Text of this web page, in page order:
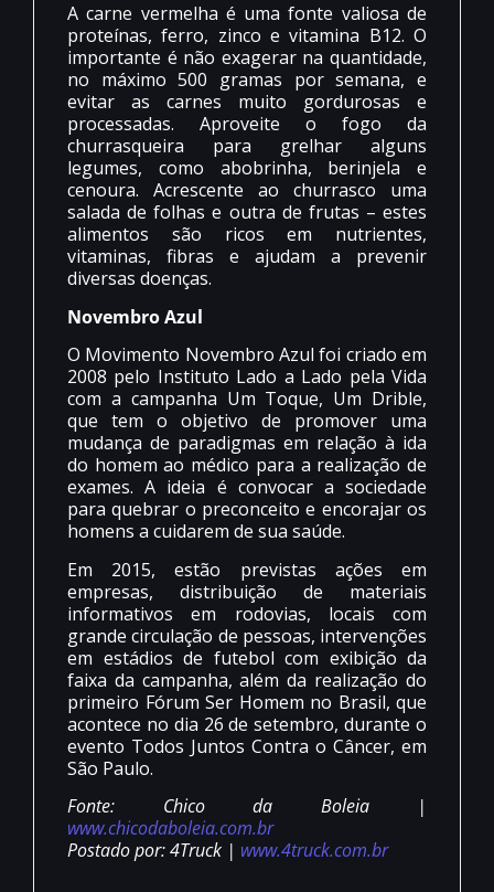
A carne vermelha é uma fonte valiosa de
proteínas, ferro, zinco e vitamina B12. O
importante é não exagerar na quantidade,
no máximo 500 gramas por semana, e
evitar as carnes muito gordurosas e
processadas. Aproveite o fogo da
churrasqueira para grelhar alguns
legumes, como abobrinha, berinjela e
cenoura. Acrescente ao churrasco uma
salada de folhas e outra de frutas – estes
alimentos são ricos em nutrientes,
vitaminas, fibras e ajudam a prevenir
diversas doenças.
Novembro Azul
O Movimento Novembro Azul foi criado em
2008 pelo Instituto Lado a Lado pela Vida
com a campanha Um Toque, Um Drible,
que tem o objetivo de promover uma
mudança de paradigmas em relação à ida
do homem ao médico para a realização de
exames. A ideia é convocar a sociedade
para quebrar o preconceito e encorajar os
homens a cuidarem de sua saúde.
Em 2015, estão previstas ações em
empresas, distribuição de materiais
informativos em rodovias, locais com
grande circulação de pessoas, intervenções
em estádios de futebol com exibição da
faixa da campanha, além da realização do
primeiro Fórum Ser Homem no Brasil, que
acontece no dia 26 de setembro, durante o
evento Todos Juntos Contra o Câncer, em
São Paulo.
Fonte: Chico da Boleia |
www.chicodaboleia.com.br
Postado por: 4Truck | www.4truck.com.br